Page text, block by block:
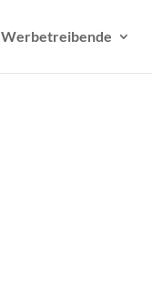
Werbetreibende